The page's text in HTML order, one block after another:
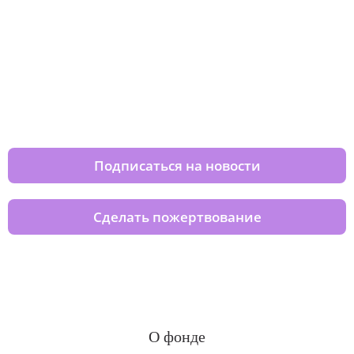
Подписаться на новости
Сделать пожертвование
О фонде